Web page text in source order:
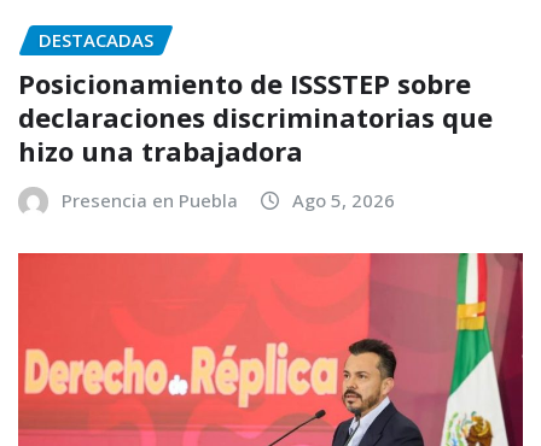
DESTACADAS
Posicionamiento de ISSSTEP sobre
declaraciones discriminatorias que
hizo una trabajadora
Presencia en Puebla Ago 5, 2026